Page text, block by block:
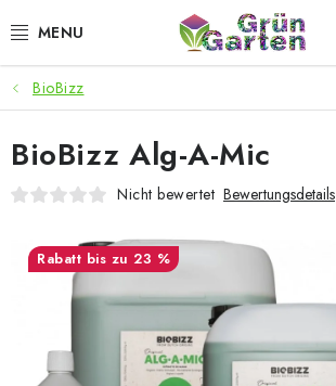
Inhalt
ANGEBOTE
LED PFLANZENLAMPEN
ANBAUBEDARF FÜR DEN HEIMANBAU
AQUARISTIK
SMARTER GARTEN
BioBizz
BioBizz Alg-A-Mic
Nicht bewertet Bewertungsdetails
bis zu 23 %